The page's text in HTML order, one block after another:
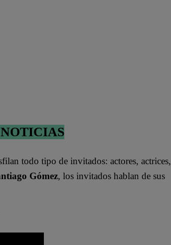
todo tipo de invitados: actores, actrices,
Gómez, los invitados hablan de sus